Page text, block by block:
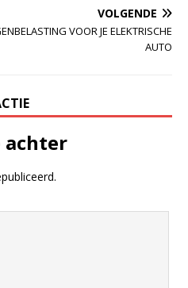
VOLGENDE
VOOR JE ELEKTRISCHE
AUTO
achter